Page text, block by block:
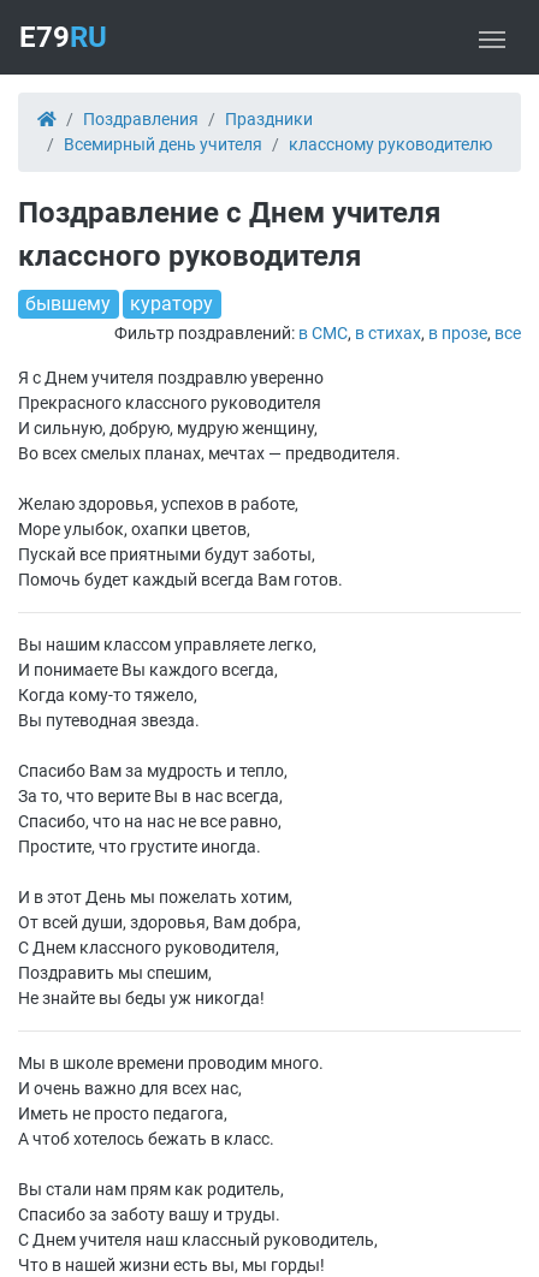
E79RU
Поздравления
Праздники
Всемирный день учителя
классному руководителю
Поздравление с Днем учителя
классного руководителя
бывшему куратору
Фильтр поздравлений: в СМС, в стихах, в прозе, все
Я с Днем учителя поздравлю уверенно
Прекрасного классного руководителя
И сильную, добрую, мудрую женщину,
Во всех смелых планах, мечтах — предводителя.
Желаю здоровья, успехов в работе,
Море улыбок, охапки цветов,
Пускай все приятными будут заботы,
Помочь будет каждый всегда Вам готов.
Вы нашим классом управляете легко,
И понимаете Вы каждого всегда,
Когда кому-то тяжело,
Вы путеводная звезда.
Спасибо Вам за мудрость и тепло,
За то, что верите Вы в нас всегда,
Спасибо, что на нас не все равно,
Простите, что грустите иногда.
И в этот День мы пожелать хотим,
От всей души, здоровья, Вам добра,
С Днем классного руководителя,
Поздравить мы спешим,
Не знайте вы беды уж никогда!
Мы в школе времени проводим много.
И очень важно для всех нас,
Иметь не просто педагога,
А чтоб хотелось бежать в класс.
Вы стали нам прям как родитель,
Спасибо за заботу вашу и труды.
С Днем учителя наш классный руководитель,
Что в нашей жизни есть вы, мы горды!